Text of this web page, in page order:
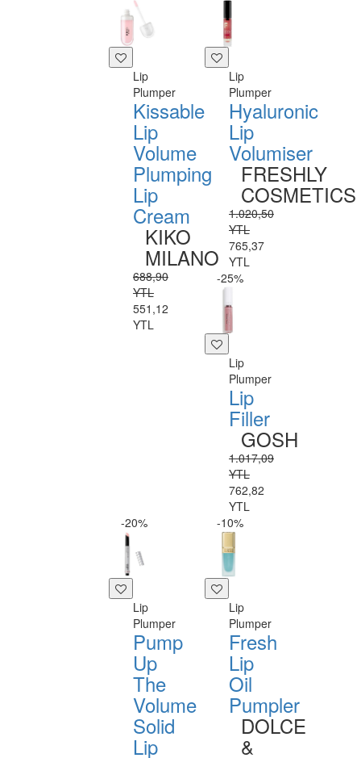
Lip
Plumper
Kissable
Lip
Volume
Plumping
Lip
Cream
KIKO
MILANO
688,90
YTL
551,12
YTL
Lip
Plumper
Hyaluronic
Lip
Volumiser
FRESHLY
COSMETICS
1.020,50
YTL
765,37
YTL
-25%
Lip
Plumper
Lip
Filler
GOSH
1.017,09
YTL
762,82
YTL
-20%
Lip
Plumper
Pump
Up
The
Volume
Solid
Lip
-10%
Lip
Plumper
Fresh
Lip
Oil
Pumpler
DOLCE
&